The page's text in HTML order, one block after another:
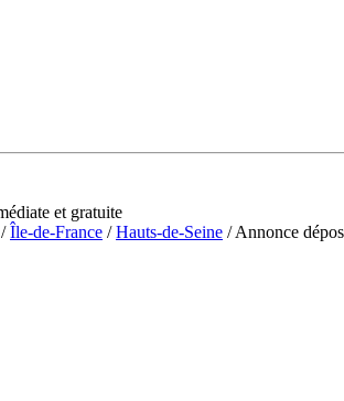
et gratuite
/Île-de-France /Hauts-de-Seine / Annonce